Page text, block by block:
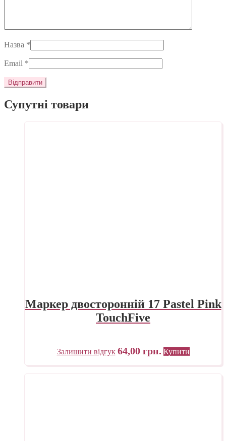
Назва *
Email *
Супутні товари
Маркер двосторонній 17 Pastel Pink
TouchFive
Залишити відгук 64,00 грн. Купити